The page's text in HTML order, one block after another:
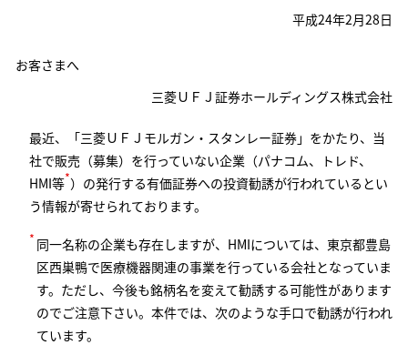
平成24年2月28日
お客さまへ
三菱ＵＦＪ証券ホールディングス株式会社
最近、「三菱ＵＦＪモルガン・スタンレー証券」をかたり、当
社で販売（募集）を行っていない企業（パナコム、トレド、
HMI等*）の発行する有価証券への投資勧誘が行われているとい
う情報が寄せられております。
* 同一名称の企業も存在しますが、HMIについては、東京都豊島
区西巣鴨で医療機器関連の事業を行っている会社となっていま
す。ただし、今後も銘柄名を変えて勧誘する可能性があります
のでご注意下さい。本件では、次のような手口で勧誘が行われ
ています。